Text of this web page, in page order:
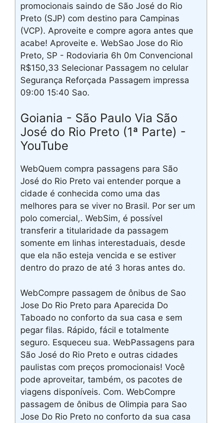
promocionais saindo de São José do Rio
Preto (SJP) com destino para Campinas
(VCP). Aproveite e compre agora antes que
acabe! Aproveite e. WebSao Jose do Rio
Preto, SP - Rodoviaria 6h 0m Convencional
R$150,33 Selecionar Passagem no celular
Segurança Reforçada Passagem impressa
09:00 15:40 Sao.
Goiania - São Paulo Via São
José do Rio Preto (1ª Parte) -
YouTube
WebQuem compra passagens para São
José do Rio Preto vai entender porque a
cidade é conhecida como uma das
melhores para se viver no Brasil. Por ser um
polo comercial,. WebSim, é possível
transferir a titularidade da passagem
somente em linhas interestaduais, desde
que ela não esteja vencida e se estiver
dentro do prazo de até 3 horas antes do.
WebCompre passagem de ônibus de Sao
Jose Do Rio Preto para Aparecida Do
Taboado no conforto da sua casa e sem
pegar filas. Rápido, fácil e totalmente
seguro. Esqueceu sua. WebPassagens para
São José do Rio Preto e outras cidades
paulistas com preços promocionais! Você
pode aproveitar, também, os pacotes de
viagens disponíveis. Com. WebCompre
passagem de ônibus de Olimpia para Sao
Jose Do Rio Preto no conforto da sua casa